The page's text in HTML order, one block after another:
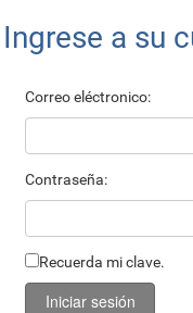
Ingrese a su
Correo eléctronico:
Contraseña:
Recuerda mi clave.
Iniciar sesión